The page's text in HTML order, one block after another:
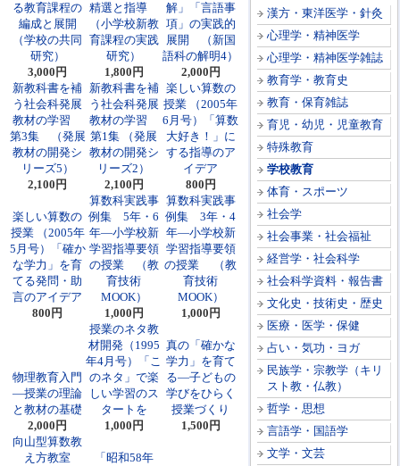
漢方・東洋医学・針灸
心理学・精神医学
心理学・精神医学雑誌
教育学・教育史
教育・保育雑誌
育児・幼児・児童教育
特殊教育
学校教育
体育・スポーツ
社会学
社会事業・社会福祉
経営学・社会科学
社会科学資料・報告書
文化史・技術史・歴史
医療・医学・保健
占い・気功・ヨガ
民族学・宗教学（キリ
スト教・仏教）
哲学・思想
言語学・国語学
文学・文芸
る教育課程の
編成と展開
（学校の共同
研究）
3,000円
精選と指導
（小学校新教
育課程の実践
研究）
1,800円
解」「言語事
項」の実践的
展開 （新国
語科の解明4）
2,000円
新教科書を補
う社会科発展
教材の学習
第3集 （発展
教材の開発シ
リーズ5）
2,100円
新教科書を補
う社会科発展
教材の学習
第1集 （発展
教材の開発シ
リーズ2）
2,100円
楽しい算数の
授業 （2005年
6月号）「算数
大好き！」に
する指導のア
イデア
800円
楽しい算数の
授業 （2005年
5月号）「確か
な学力」を育
てる発問・助
言のアイデア
800円
算数科実践事
例集 5年・6
年―小学校新
学習指導要領
の授業 （教
育技術
MOOK）
1,000円
算数科実践事
例集 3年・4
年―小学校新
学習指導要領
の授業 （教
育技術
MOOK）
1,000円
物理教育入門
―授業の理論
と教材の基礎
2,000円
授業のネタ教
材開発（1995
年4月号）「こ
のネタ」で楽
しい学習のス
タートを
1,000円
真の「確かな
学力」を育て
る―子どもの
学びをひらく
授業づくり
1,500円
向山型算数教
え方教室
「昭和58年